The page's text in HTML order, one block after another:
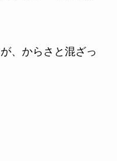
、からさと混ざっ